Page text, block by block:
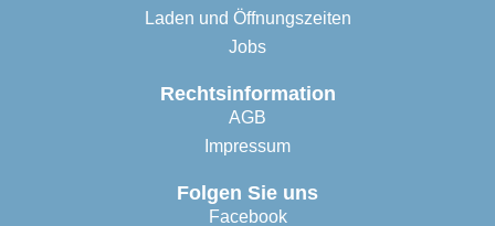
Laden und Öffnungszeiten
Jobs
Rechtsinformation
AGB
Impressum
Folgen Sie uns
Facebook